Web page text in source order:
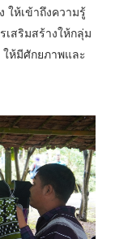
ห้เข้าถึงความรู้
สริมสร้างให้กลุ่ม
ห้มีศักยภาพและ